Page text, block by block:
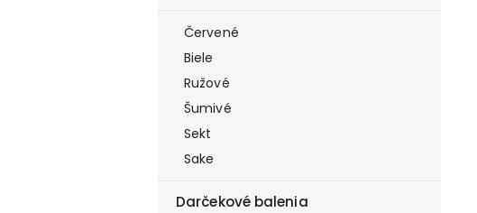
Červené
Biele
Ružové
Šumivé
Sekt
Sake
Darčekové balenia